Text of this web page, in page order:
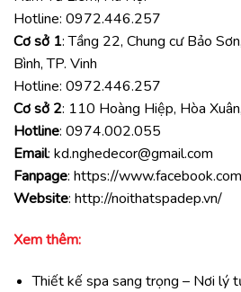
Hotline: 0972.446.257
Cơ sở 1: Tầng 22, Chung cư Bảo
Bình, TP. Vinh
Hotline: 0972.446.257
Cơ sở 2: 110 Hoàng Hiệp, Hòa
Hotline: 0974.002.055
Email: kd.nghedecor@gmail.com
Fanpage: https://
Website: http://noithatspadep.vn/
Xem thêm:
Thiết kế spa sang trọng – Nơi lý